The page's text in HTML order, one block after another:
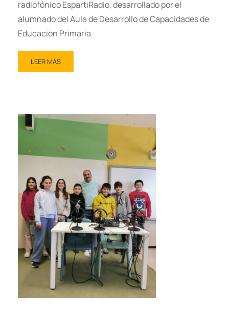
radiofónico EspartiRadio, desarrollado por el
alumnado del Aula de Desarrollo de Capacidades de
Educación Primaria.
LEER MÁS